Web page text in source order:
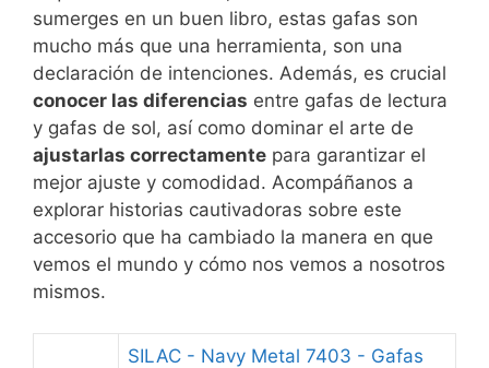
sumerges en un buen libro, estas gafas son
mucho más que una herramienta, son una
declaración de intenciones. Además, es crucial
conocer las diferencias entre gafas de lectura
y gafas de sol, así como dominar el arte de
ajustarlas correctamente para garantizar el
mejor ajuste y comodidad. Acompáñanos a
explorar historias cautivadoras sobre este
accesorio que ha cambiado la manera en que
vemos el mundo y cómo nos vemos a nosotros
mismos.
SILAC - Navy Metal 7403 - Gafas